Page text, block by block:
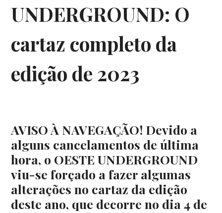
UNDERGROUND: O
cartaz completo da
edição de 2023
AVISO À NAVEGAÇÃO! Devido a
alguns cancelamentos de última
hora, o OESTE UNDERGROUND
viu-se forçado a fazer algumas
alterações no cartaz da edição
deste ano, que decorre no dia 4 de